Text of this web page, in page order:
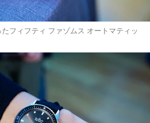
フィフティ ファゾムス オートマティッ